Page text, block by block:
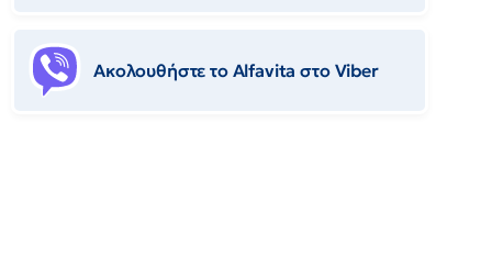
Ακολουθήστε το Αlfavita στο Viber